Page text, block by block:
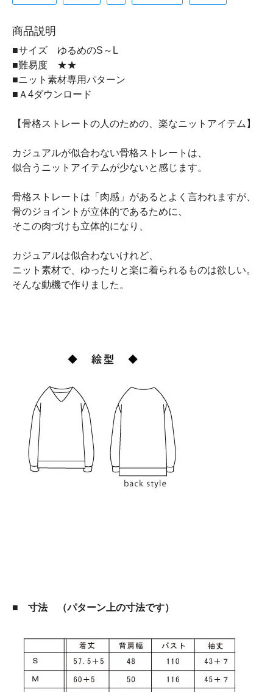
商品説明
■サイズ ゆるめのS～L
■難易度 ★★
■ニット素材専用パターン
■Ａ4ダウンロード
【骨格ストレートの人のための、楽なニットアイテム】
カジュアルが似合わない骨格ストレートは、
似合うニットアイテムが少ないと感じます。
骨格ストレートは「肉感」があるとよく言われますが、
骨のジョイントが立体的であるために、
そこの肉づけも立体的になり、
カジュアルは似合わないけれど、
ニット素材で、ゆったりと楽に着られるものは欲しい。
そんな動機で作りました。
■ 寸法 （パターン上の寸法です）